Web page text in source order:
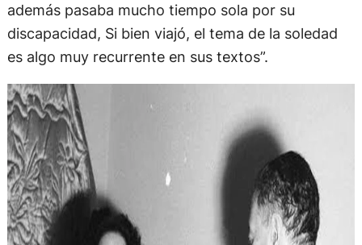
además pasaba mucho tiempo sola por su
discapacidad, Si bien viajó, el tema de la soledad
es algo muy recurrente en sus textos”.